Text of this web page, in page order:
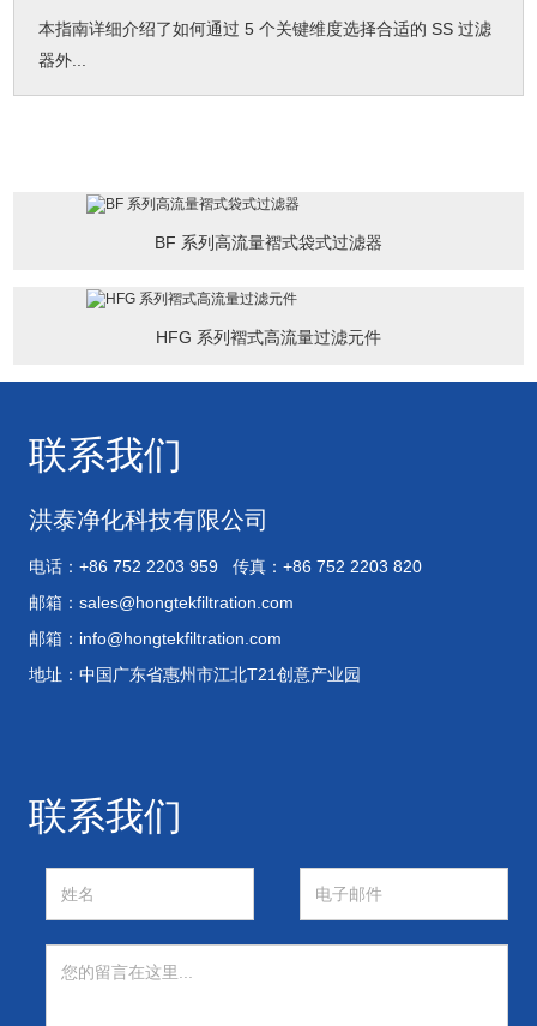
本指南详细介绍了如何通过 5 个关键维度选择合适的 SS 过滤
器外...
BF 系列高流量褶式袋式过滤器
HFG 系列褶式高流量过滤元件
联系我们
洪泰净化科技有限公司
电话：+86 752 2203 959 传真：+86 752 2203 820
邮箱： sales@hongtekfiltration.com
邮箱： info@hongtekfiltration.com
地址：中国广东省惠州市江北T21创意产业园
联系我们